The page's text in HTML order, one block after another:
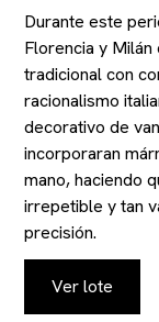
Durante este
Florencia y
tradicional con
racionalismo
decorativo de
incorporaran
mano, haciendo
irrepetible y tan
precisión.
Ver lote